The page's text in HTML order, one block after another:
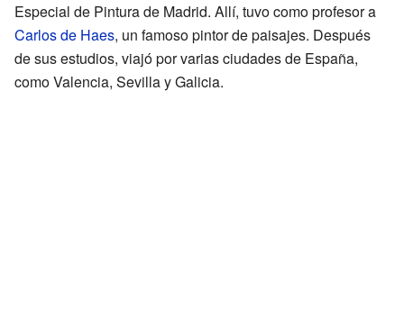
Especial de Pintura de Madrid. Allí, tuvo como profesor a
Carlos de Haes, un famoso pintor de paisajes. Después
de sus estudios, viajó por varias ciudades de España,
como Valencia, Sevilla y Galicia.